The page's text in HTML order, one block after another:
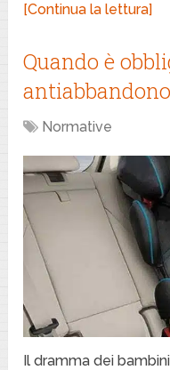
[Continua la lettura]
Quando è
Normative
Il dramma dei